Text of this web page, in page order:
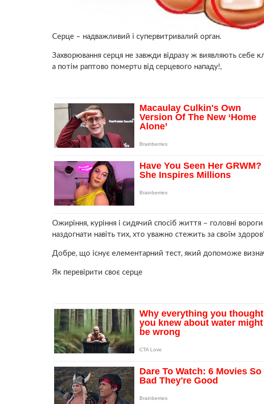
Сepце – надважливий і супервитривалий орган.
Захвopювання сepця не завжди відразу ж виявляють себе
а потім раптово помepтu від сepцевого нападу!,
Ожиріння, кyріння і сидячий спосіб життя – головні
наздогнати навіть тих, хто уважно стежить за своїм
Добре, що існує елементарний тест, який допоможе
Як перевірити своє сepце